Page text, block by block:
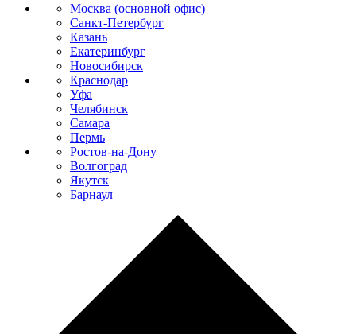
Москва (основной офис)
Санкт-Петербург
Казань
Екатеринбург
Новосибирск
Краснодар
Уфа
Челябинск
Самара
Пермь
Ростов-на-Дону
Волгоград
Якутск
Барнаул